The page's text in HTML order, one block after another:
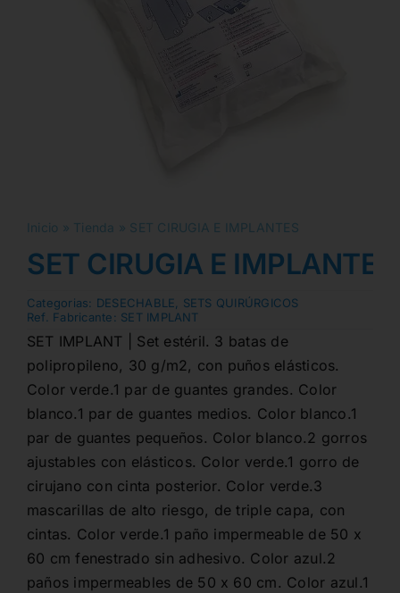
Inicio » Tienda » SET CIRUGIA E IMPLANTES
SET CIRUGIA E IMPLANTES
Categorias: DESECHABLE
SETS QUIRÚRGICOS
Ref. Fabricante: SET IMPLANT
SET IMPLANT | Set estéril. 3 batas de
polipropileno, 30 g/m2, con puños elásticos.
Color verde.1 par de guantes grandes. Color
blanco.1 par de guantes medios. Color blanco.1
par de guantes pequeños. Color blanco.2 gorros
ajustables con elásticos. Color verde.1 gorro de
cirujano con cinta posterior. Color verde.3
mascarillas de alto riesgo, de triple capa, con
cintas. Color verde.1 paño impermeable de 50 x
60 cm fenestrado sin adhesivo. Color azul.2
paños impermeables de 50 x 60 cm. Color azul.1